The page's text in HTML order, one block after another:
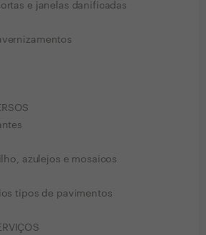
e janelas danificadas
azulejos e mosaicos
tipos de pavimentos